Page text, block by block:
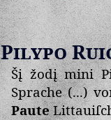
Pilypo
Šį žodį mini
Sprache (...)
Paute